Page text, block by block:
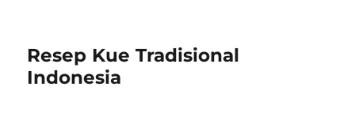
Resep Kue Tradisional
Indonesia